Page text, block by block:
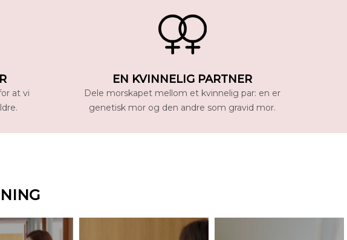
at vi
EN KVINNELIG PARTNER
Dele morskapet mellom et kvinnelig par: en er
genetisk mor og den andre som gravid mor.